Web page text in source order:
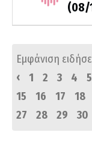
(08/
Εμφάνιση
‹
1 2 3 4 5
15
16 17 18
27
28 29 30